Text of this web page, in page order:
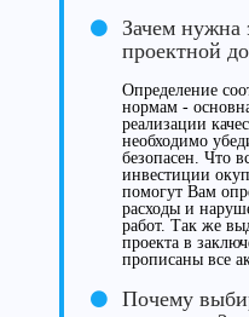
Зачем нужна
проектной
Определение
нормам -
реализации
необходимо
безопасен. Что
инвестиции
помогут Вам
расходы и
работ. Так же
проекта в
прописаны все
Почему